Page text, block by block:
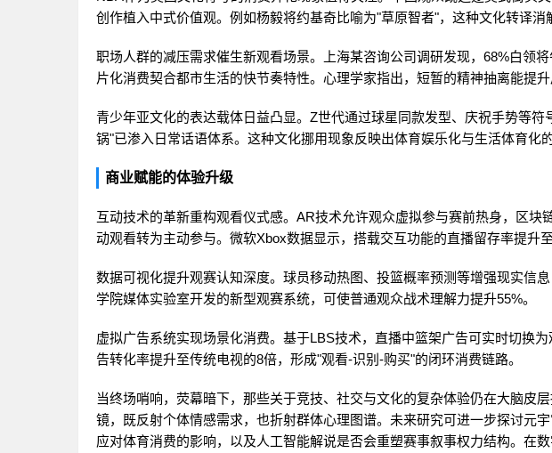
创作植入中式价值观。例如杨毅将约基奇比喻为"草原智者"，这种文化转译消
职场人群的减压需求催生新观看场景。上海某咨询公司调研发现，68%白领
片化消费契合都市生活的快节奏特性。心理学家指出，短暂的精神抽离能提升
青少年亚文化的表达载体日益凸显。Z世代通过球星同款发型、庆祝手势等符
锅"已渗入日常话语体系。这种文化挪用现象反映出体育娱乐化与生活体育化
商业赋能的体验升级
互动技术的革新重构观看仪式感。AR技术允许观众虚拟参与赛前热身，区块
动观看转为主动参与。微软Xbox数据显示，搭载交互功能的直播留存率提升
数据可视化提升观赛认知深度。球员移动热图、投篮概率预测等增强现实信
学院媒体实验室开发的新型观赛系统，可使普通观众战术理解力提升55%。
虚拟广告系统实现场景化消费。基于LBS技术，直播中篮架广告可实时切换
告转化率提升至传统电视的8倍，形成"观看-识别-购买"的闭环消费链路。
当终场哨响，荧幕暗下，那些关于竞技、社交与文化的复杂体验仍在大脑皮
镜，既反射个体情感需求，也折射群体心理图谱。未来研究可进一步探讨元
应对体育消费的影响，以及人工智能解说是否会重塑赛事叙事权力结构。在